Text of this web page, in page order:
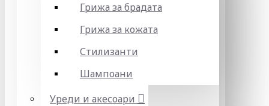
Грижа за брадата
Грижа за кожата
Стилизанти
Шампоани
Уреди и акесоари